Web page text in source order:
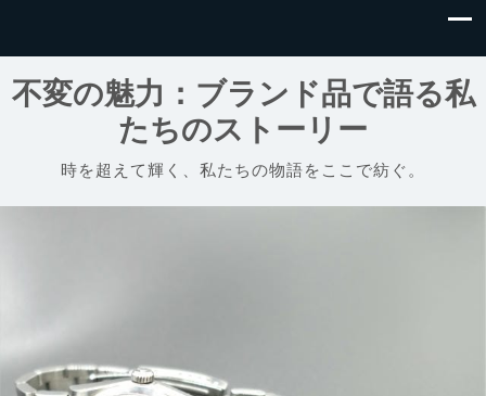
不変の魅力：ブランド品で語る私
たちのストーリー
時を超えて輝く、私たちの物語をここで紡ぐ。